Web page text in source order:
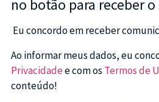
no botão para receber
Eu concordo em receber
Ao informar meus dados, eu
Privacidadee com os Termos de
conteúdo!